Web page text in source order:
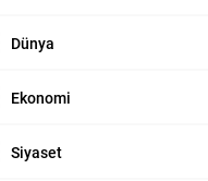
Dünya
Ekonomi
Siyaset